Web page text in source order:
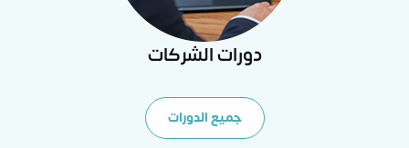
دورات الشركات
جميع الدورات